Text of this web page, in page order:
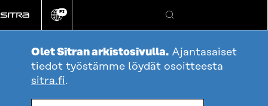
suoraan
sisältöön
Vaihda
kieli
FI
Hae
Olet Sitran arkistosivulla. Ajantasaiset
tiedot työstämme löydät osoitteesta
sitra.fi.